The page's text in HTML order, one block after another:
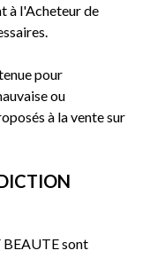
à l'Acheteur de
pour
ou
à la vente sur
BEAUTE sont